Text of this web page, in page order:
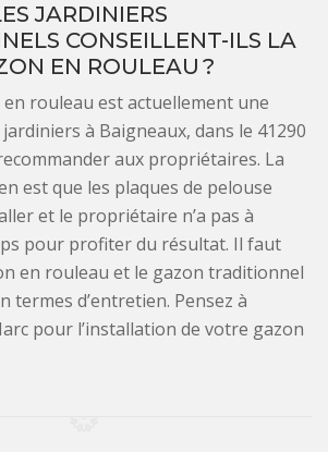
JARDINIERS
CONSEILLENT-ILS LA
EN ROULEAU ?
en rouleau est actuellement une
à Baigneaux, dans le 41290
aux propriétaires. La
est que les plaques de pelouse
et le propriétaire n’a pas à
pour profiter du résultat. Il faut
en rouleau et le gazon traditionnel
termes d’entretien. Pensez à
pour l’installation de votre gazon